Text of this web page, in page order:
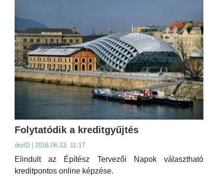
Folytatódik a kreditgyűjtés
droID | 2016.06.13. 11:17
Elindult az Építész Tervezői Napok választható
kreditpontos online képzése.